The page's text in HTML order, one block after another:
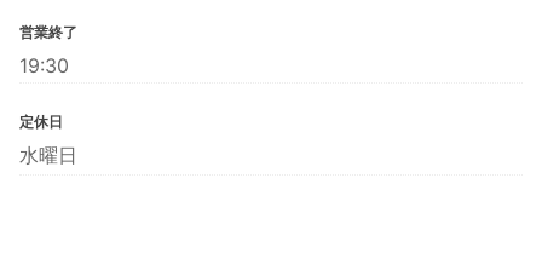
営業終了
19:30
定休日
水曜日